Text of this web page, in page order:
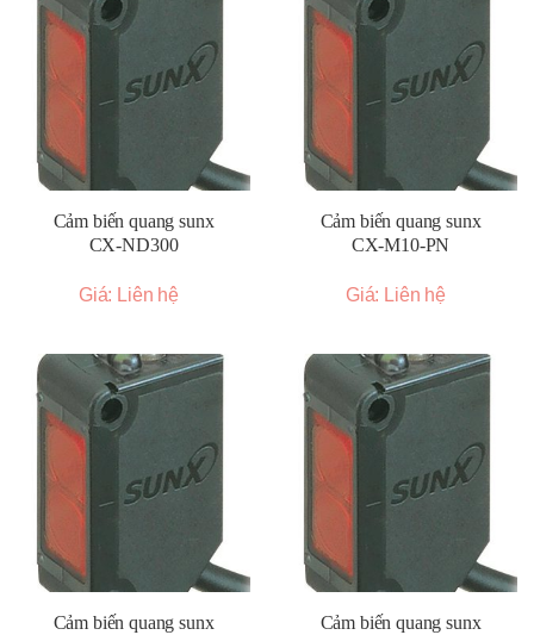
Cảm biến quang sunx
CX-ND300
Giá: Liên hệ
Cảm biến quang sunx
CX-M10-PN
Giá: Liên hệ
Cảm biến quang sunx
Cảm biến quang sunx